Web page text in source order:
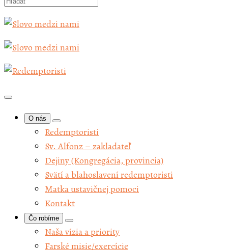
O nás
Redemptoristi
Sv. Alfonz – zakladateľ
Dejiny (Kongregácia, provincia)
Svätí a blahoslavení redemptoristi
Matka ustavičnej pomoci
Kontakt
Čo robíme
Naša vízia a priority
Farské misie/exercície